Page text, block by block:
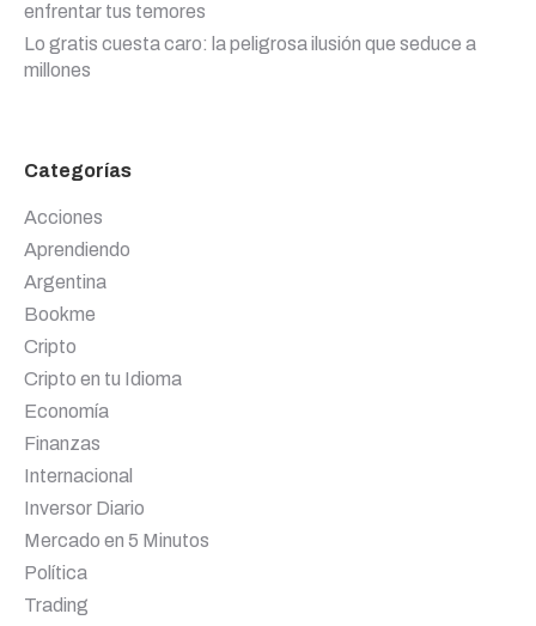
enfrentar tus temores
Lo gratis cuesta caro: la peligrosa ilusión que seduce a
millones
Categorías
Acciones
Aprendiendo
Argentina
Bookme
Cripto
Cripto en tu Idioma
Economía
Finanzas
Internacional
Inversor Diario
Mercado en 5 Minutos
Política
Trading